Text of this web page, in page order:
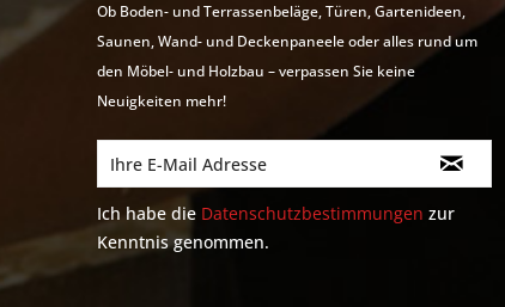
Ob Boden- und Terrassenbeläge, Türen, Gartenideen,
Saunen, Wand- und Deckenpaneele oder alles rund um
den Möbel- und Holzbau – verpassen Sie keine
Neuigkeiten mehr!
Ich habe die Datenschutzbestimmungen zur
Kenntnis genommen.